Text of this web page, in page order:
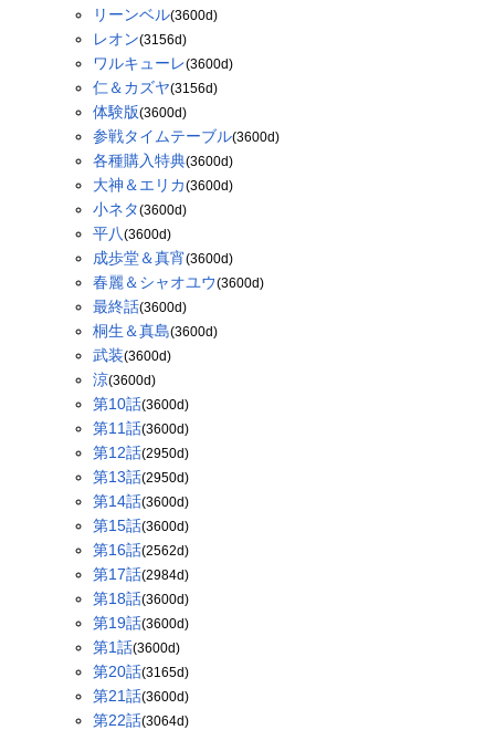
リーンベル(3600d)
レオン(3156d)
ワルキューレ(3600d)
仁＆カズヤ(3156d)
体験版(3600d)
参戦タイムテーブル(3600d)
各種購入特典(3600d)
大神＆エリカ(3600d)
小ネタ(3600d)
平八(3600d)
成歩堂＆真宵(3600d)
春麗＆シャオユウ(3600d)
最終話(3600d)
桐生＆真島(3600d)
武装(3600d)
涼(3600d)
第10話(3600d)
第11話(3600d)
第12話(2950d)
第13話(2950d)
第14話(3600d)
第15話(3600d)
第16話(2562d)
第17話(2984d)
第18話(3600d)
第19話(3600d)
第1話(3600d)
第20話(3165d)
第21話(3600d)
第22話(3064d)